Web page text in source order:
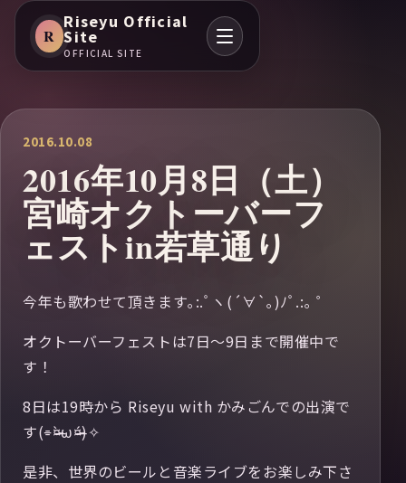
R
Riseyu Official
Site
OFFICIAL SITE
2016.10.08
2016年10月8日（土）
宮崎オクトーバーフ
ェストin若草通り
今年も歌わせて頂きます｡:.ﾟヽ(´∀`｡)ﾉﾟ.:｡ ゜
オクトーバーフェストは7日〜9日まで開催中で
す！
8日は19時から Riseyu with かみごんでの出演で
す(⌯¤̴̶̷̀ω¤̴̶̷́)✧
是非、世界のビールと音楽ライブをお楽しみ下さ